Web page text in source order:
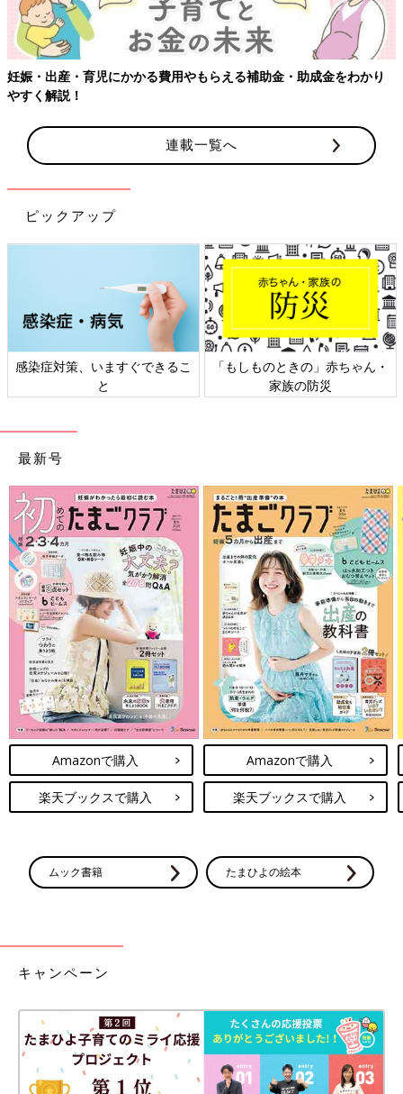
妊娠・出産・育児にかかる費用やもらえる補助金・助成金をわかり
やすく解説！
連載一覧へ
ピックアップ
感染症対策、いますぐできるこ
と
「もしものときの」赤ちゃん・
家族の防災
最新号
Amazonで購入
楽天ブックスで購入
Amazonで購入
楽天ブックスで購入
ムック書籍 たまひよの絵本
キャンペーン